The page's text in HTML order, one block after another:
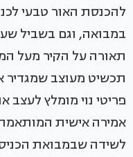
להכנסת האור טבעי
במבואה, וגם בשביל
תאורה על הקיר מעל
תכשיט מעוצב שמגדיר
פריטי נוי מומלץ
אמירה אישית
לשידה שבמבואת